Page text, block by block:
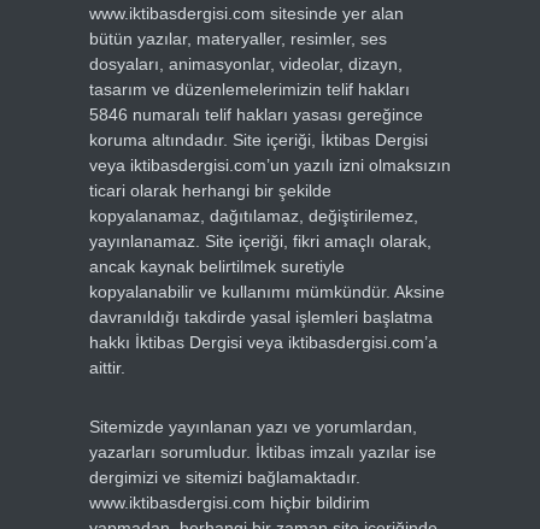
www.iktibasdergisi.com sitesinde yer alan
bütün yazılar, materyaller, resimler, ses
dosyaları, animasyonlar, videolar, dizayn,
tasarım ve düzenlemelerimizin telif hakları
5846 numaralı telif hakları yasası gereğince
koruma altındadır. Site içeriği, İktibas Dergisi
veya iktibasdergisi.com’un yazılı izni olmaksızın
ticari olarak herhangi bir şekilde
kopyalanamaz, dağıtılamaz, değiştirilemez,
yayınlanamaz. Site içeriği, fikri amaçlı olarak,
ancak kaynak belirtilmek suretiyle
kopyalanabilir ve kullanımı mümkündür. Aksine
davranıldığı takdirde yasal işlemleri başlatma
hakkı İktibas Dergisi veya iktibasdergisi.com’a
aittir.
Sitemizde yayınlanan yazı ve yorumlardan,
yazarları sorumludur. İktibas imzalı yazılar ise
dergimizi ve sitemizi bağlamaktadır.
www.iktibasdergisi.com hiçbir bildirim